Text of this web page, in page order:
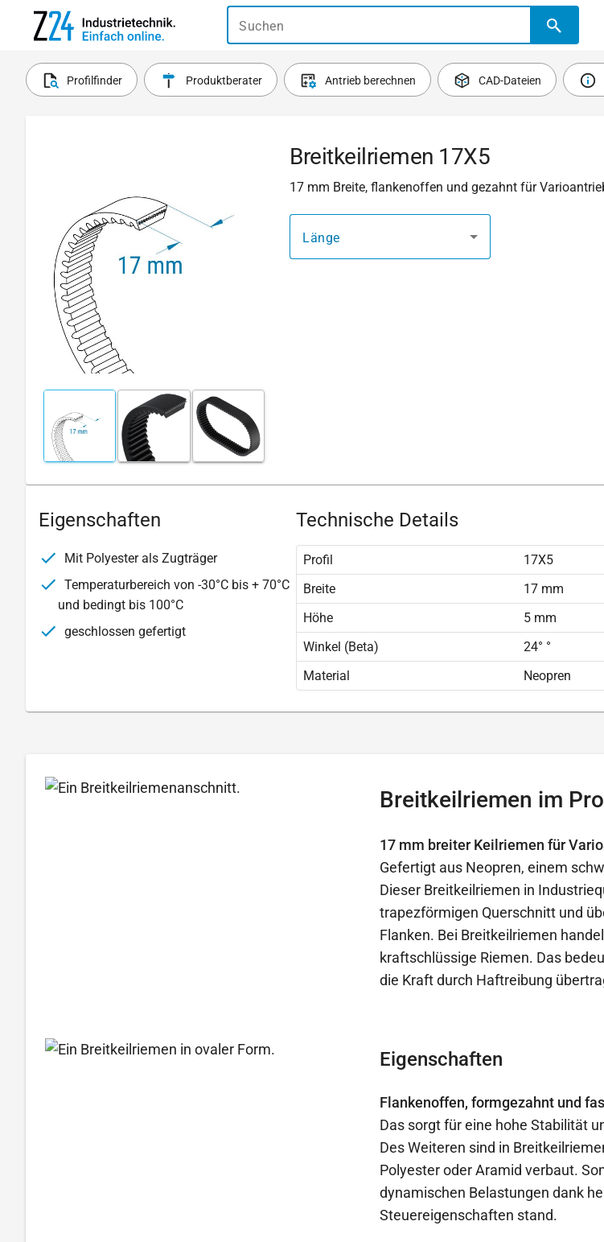
Suchen
Profilfinder Produktberater Antrieb berechnen CAD-Dateien
Breitkeilriemen 17X5
17 mm Breite, flankenoffen und gezahnt für
Länge
Eigenschaften
Mit Polyester als Zugträger
Temperaturbereich von -30°C bis + 70°C
und bedingt bis 100°C
geschlossen gefertigt
Technische Details
Profil
17X5
Breite
17 mm
Höhe
5 mm
Winkel (Beta)
24° °
Material
Neopren
Breitkeilriemen im
17 mm breiter Keilriemen für
Gefertigt aus Neopren, einem
Dieser Breitkeilriemen in
trapezförmigen Querschnitt und
Flanken. Bei Breitkeilriemen
kraftschlüssige Riemen. Das
die Kraft durch Haftreibung
Eigenschaften
Flankenoffen, formgezahnt und
Das sorgt für eine hohe Stabilität
Des Weiteren sind in
Polyester oder Aramid verbaut.
dynamischen Belastungen dank
Steuereigenschaften stand.